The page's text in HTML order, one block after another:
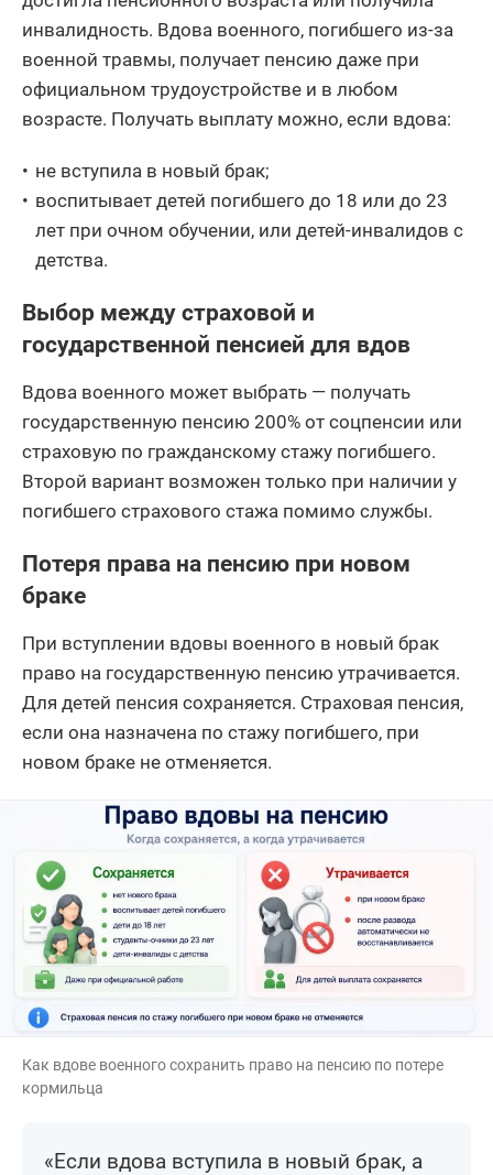
инвалидность. Вдова военного, погибшего из-за
военной травмы, получает пенсию даже при
официальном трудоустройстве и в любом
возрасте. Получать выплату можно, если вдова:
не вступила в новый брак;
воспитывает детей погибшего до 18 или до 23
лет при очном обучении, или детей-инвалидов с
детства.
Выбор между страховой и
государственной пенсией для вдов
Вдова военного может выбрать — получать
государственную пенсию 200% от соцпенсии или
страховую по гражданскому стажу погибшего.
Второй вариант возможен только при наличии у
погибшего страхового стажа помимо службы.
Потеря права на пенсию при новом
браке
При вступлении вдовы военного в новый брак
право на государственную пенсию утрачивается.
Для детей пенсия сохраняется. Страховая пенсия,
если она назначена по стажу погибшего, при
новом браке не отменяется.
Как вдове военного сохранить право на пенсию по потере
кормильца
«Если вдова вступила в новый брак, а